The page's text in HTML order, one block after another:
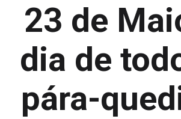
23 de
dia de
pára-